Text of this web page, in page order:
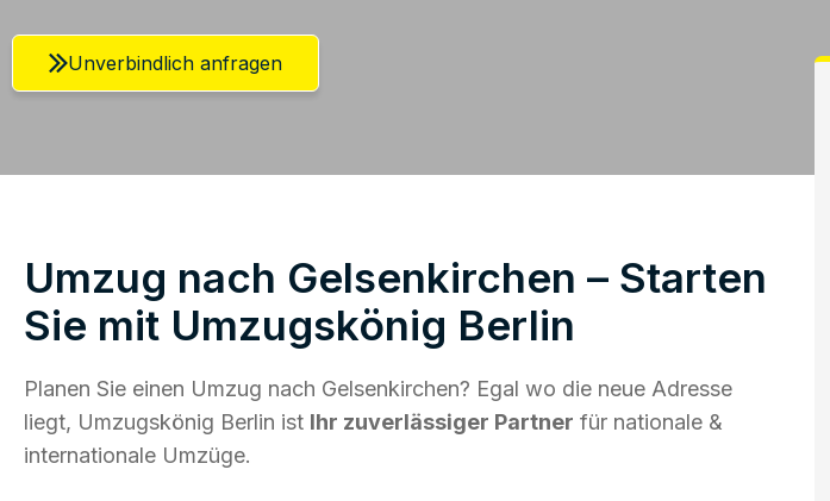
Unverbindlich anfragen
Umzug nach Gelsenkirchen – Starten
Sie mit Umzugskönig Berlin
Planen Sie einen Umzug nach Gelsenkirchen? Egal wo die neue Adresse
liegt, Umzugskönig Berlin ist Ihr zuverlässiger Partner für nationale &
internationale Umzüge.